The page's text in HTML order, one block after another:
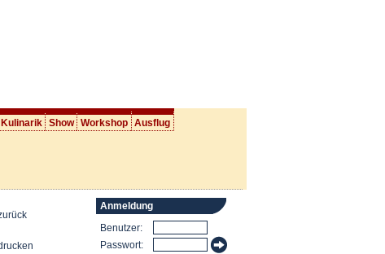
Kulinarik Show Workshop Ausflug
Anmeldung
Benutzer:
Passwort: